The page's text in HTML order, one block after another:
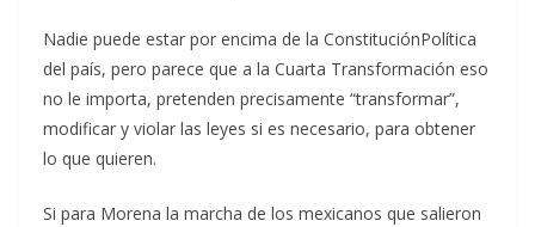
Nadie puede estar por encima de la ConstituciónPolítica
del país, pero parece que a la Cuarta Transformación eso
no le importa, pretenden precisamente “transformar”,
modificar y violar las leyes si es necesario, para obtener
lo que quieren.
Si para Morena la marcha de los mexicanos que salieron